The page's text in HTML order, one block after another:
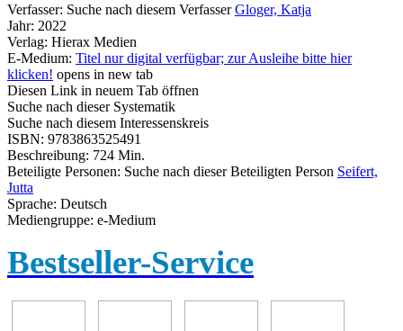
Verfasser: Suche nach diesem Verfasser Gloger, Katja
Jahr: 2022
Verlag: Hierax Medien
E-Medium: Titel nur digital verfügbar; zur Ausleihe bitte hier
klicken! opens in new tab
Diesen Link in neuem Tab öffnen
Suche nach dieser Systematik
Suche nach diesem Interessenskreis
ISBN: 9783863525491
Beschreibung: 724 Min.
Beteiligte Personen: Suche nach dieser Beteiligten Person Seifert,
Jutta
Sprache: Deutsch
Mediengruppe: e-Medium
Bestseller-Service